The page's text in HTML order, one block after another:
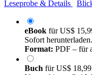
Leseprobe & Details
eBook fürUS$
Sofort
Format: PDF – für
Buch fürUS$ 18,99